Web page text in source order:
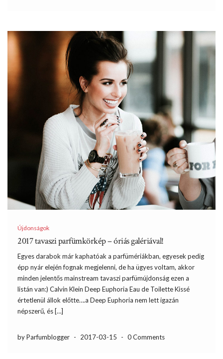
Újdonságok
2017 tavaszi parfümkörkép – óriás galériával!
Egyes darabok már kaphatóak a parfümériákban, egyesek pedig
épp nyár elején fognak megjelenni, de ha ügyes voltam, akkor
minden jelentős mainstream tavaszi parfümújdonság ezen a
listán van:) Calvin Klein Deep Euphoria Eau de Toilette Kissé
értetlenül állok előtte….a Deep Euphoria nem lett igazán
népszerű, és […]
by Parfumblogger - 2017-03-15 - 0 Comments